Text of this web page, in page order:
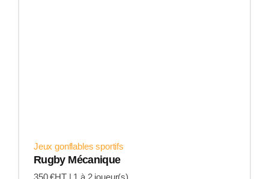
Jeux gonflables sportifs
Rugby Mécanique
350 €HT | 1 à 2 joueur(s)